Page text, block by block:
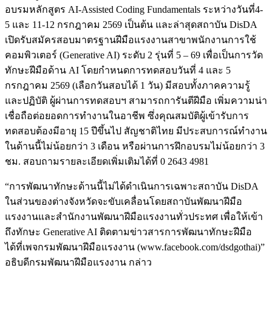
อบรมหลักสูตร AI-Assisted Coding Fundamentals ระหว่างวันที่4-
5 และ 11-12 กรกฎาคม 2569 เป็นต้น และล่าสุดสถาบัน DisDA
เปิดรับสมัครสอบมาตรฐานฝีมือแรงงานสาขาพนักงานการใช้
คอมพิวเตอร์ (Generative AI) ระดับ 2 รุ่นที่ 5 – 69 เพื่อเป็นการวัด
ทักษะฝีมือด้าน AI โดยกำหนดการทดสอบวันที่ 4 และ 5
กรกฎาคม 2569 (เลือกวันสอบได้ 1 วัน) มีสอบทั้งภาคความรู้
และปฏิบัติ ผู้ผ่านการทดสอบฯ สามารถการันตีฝีมือ เพิ่มความน่า
เชื่อถือต่อยอดการทำงานในอาชีพ ซึ่งคุณสมบัติผู้เข้ารับการ
ทดสอบต้องมีอายุ 15 ปีขึ้นไป สัญชาติไทย มีประสบการณ์ทำงาน
ในด้านนี้ไม่น้อยกว่า 3 เดือน หรือผ่านการฝึกอบรมไม่น้อยกว่า 3
ชม. สอบถามรายละเอียดเพิ่มเติมได้ที่ 0 2643 4981
“การพัฒนาทักษะด้านนี้ไม่ได้ดำเนินการเฉพาะสถาบัน DisDA
ในส่วนของต่างจังหวัดจะขับเคลื่อนโดยสถาบันพัฒนาฝีมือ
แรงงานและสำนักงานพัฒนาฝีมือแรงงานทั่วประทศ เพื่อให้เข้า
ถึงทักษะ Generative AI ติดตามข่าวสารการพัฒนาทักษะฝีมือ
ได้ที่เพจกรมพัฒนาฝีมือแรงงาน (www.facebook.com/dsdgothai)”
อธิบดีกรมพัฒนาฝีมือแรงงาน กล่าว